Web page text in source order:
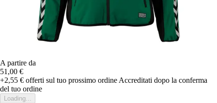
A partire da
51,00 €
+2,55 € offerti sul tuo prossimo ordine Accreditati dopo la conferma
del tuo ordine
Loading...